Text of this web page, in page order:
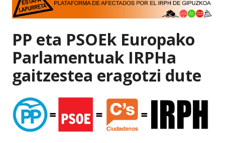
PP eta PSOEk Europako
Parlamentuak IRPHa
gaitzestea eragotzi dute